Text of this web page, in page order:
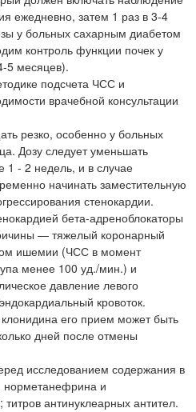
ежедневно, затем 1 раз в 3-4
у больных сахарным диабетом
контроль функции почек у
5 месяцев).
подсчета ЧСС и
врачебной консультации
резко, особенно у больных
Дозу следует уменьшать
1 - 2 недель, и в случае
начинать заместительную
стенокардии.
бета-адреноблокаторы
— тяжелый коронарный
ишемии (ЧСС в момент
менее 100 уд./мин.) и
давление левого
кровоток.
его прием может быть
дней после отмены
исследованием содержания в
норметанефрина и
антинуклеарных антител.